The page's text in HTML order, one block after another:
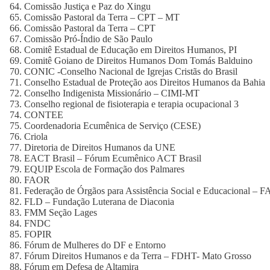
Comissão Justiça e Paz do Xingu
Comissão Pastoral da Terra – CPT – MT
Comissão Pastoral da Terra – CPT
Comissão Pró-Índio de São Paulo
Comitê Estadual de Educação em Direitos Humanos, PI
Comitê Goiano de Direitos Humanos Dom Tomás Balduino
CONIC -Conselho Nacional de Igrejas Cristãs do Brasil
Conselho Estadual de Proteção aos Direitos Humanos da Bahia
Conselho Indigenista Missionário – CIMI-MT
Conselho regional de fisioterapia e terapia ocupacional 3
CONTEE
Coordenadoria Ecumênica de Serviço (CESE)
Criola
Diretoria de Direitos Humanos da UNE
EACT Brasil – Fórum Ecumênico ACT Brasil
EQUIP Escola de Formação dos Palmares
FAOR
Federação de Órgãos para Assistência Social e Educacional –
FLD – Fundação Luterana de Diaconia
FMM Seção Lages
FNDC
FOPIR
Fórum de Mulheres do DF e Entorno
Fórum Direitos Humanos e da Terra – FDHT- Mato Grosso
Fórum em Defesa de Altamira